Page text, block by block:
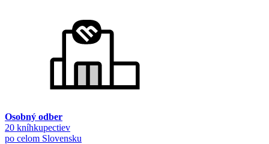
Osobný odber
20 kníhkupectiev
po celom Slovensku